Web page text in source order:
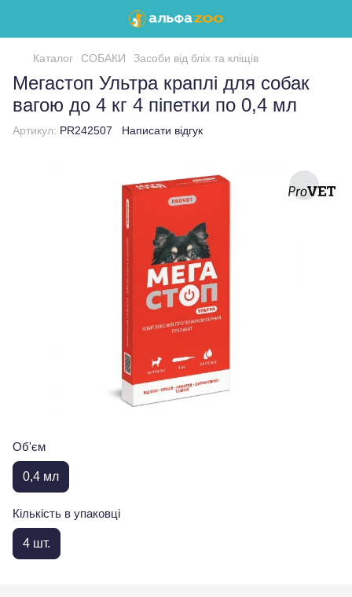
Каталог СОБАКИ Засоби від бліх та кліщів
Мегастоп Ультра краплі для собак
вагою до 4 кг 4 піпетки по 0,4 мл
Артикул: PR242507 Написати відгук
Об'єм
0,4 мл
Кількість в упаковці
4 шт.